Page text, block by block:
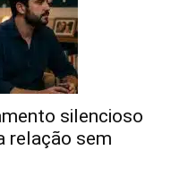
silencioso
relação sem